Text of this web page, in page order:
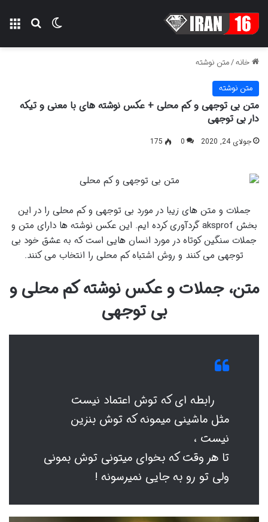
تغییر پوسته
خانه/متن نوشته
متن نوشته
متن بی توجهی و کم محلی + عکس نوشته های با معنی و تیکه
دار بی توجهی
جولای 24, 2020 0
175
جملات و متن های زیبا در مورد بی توجهی و کم محلی را در این
بخش aksprof گردآوری کرده ایم. این عکس نوشته ها دارای متن و
جملات سنگین کوتاه در مورد انسان هایی است که به عشق خود بی
توجهی می کنند و روش اشتباه کم محلی را انتخاب می کنند.
متن، جملات و عکس نوشته کم محلی و
بی توجهی
رابطه ای که توش اعتماد نیست
مثل ماشینی میمونه که توش بنزین
نیست ،
تا هر وقت که بخوای میتونی توش بمونی
ولی تو رو به جایی نمیرسونه‬ !